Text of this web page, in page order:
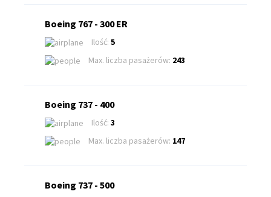
Boeing 767 - 300 ER
Ilość: 5
Max. liczba pasażerów: 243
Boeing 737 - 400
Ilość: 3
Max. liczba pasażerów: 147
Boeing 737 - 500